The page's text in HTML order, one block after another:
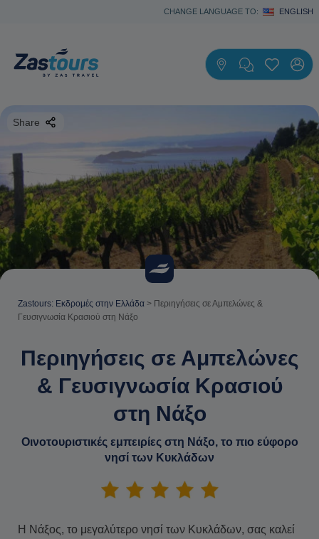
CHANGE LANGUAGE TO: ENGLISH
Share
Zastours: Εκδρομές στην Ελλάδα > Περιηγήσεις σε Αμπελώνες &
Γευσιγνωσία Κρασιού στη Νάξο
Περιηγήσεις σε Αμπελώνες
& Γευσιγνωσία Κρασιού
στη Νάξο
Οινοτουριστικές εμπειρίες στη Νάξο, το πιο εύφορο
νησί των Κυκλάδων
Η Νάξος, το μεγαλύτερο νησί των Κυκλάδων, σας καλεί